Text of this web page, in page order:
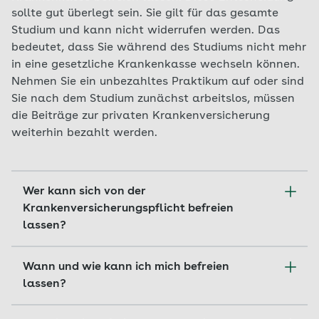
Studieren Sie in einem Land, mit dem
Deutschland kein Sozialversicherungsabkommen
abgeschlossen hat, müssen Sie sich mit einer
privaten Krankenversicherung absichern. Gern
beraten wir Sie, welche Länder das betrifft.
Krankenversicherung
können Sie dafür einen Antrag auf
Mitgliedschaft stellen.
sollte gut überlegt sein. Sie gilt für das gesamte
Studium und kann nicht widerrufen werden. Das
bedeutet, dass Sie während des Studiums nicht mehr
in eine gesetzliche Krankenkasse wechseln können.
Nehmen Sie ein unbezahltes Praktikum auf oder sind
Sie nach dem Studium zunächst arbeitslos, müssen
die Beiträge zur privaten Krankenversicherung
weiterhin bezahlt werden.
Wer kann sich von der
Krankenversicherungspflicht befreien
lassen?
Für Studierende an staatlichen oder staatlich
anerkannten Hochschulen besteht grundsätzlich
Wann und wie kann ich mich befreien
lassen?